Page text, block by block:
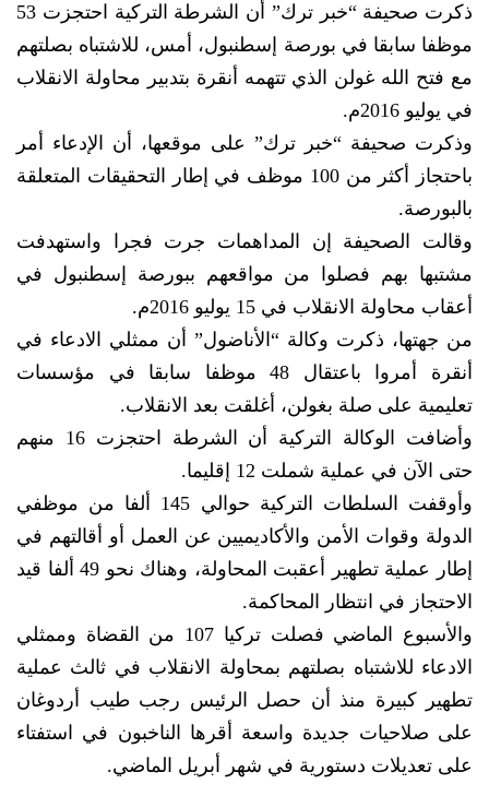
ذكرت صحيفة “خبر ترك” أن الشرطة التركية احتجزت 53
موظفا سابقا في بورصة إسطنبول، أمس، للاشتباه بصلتهم
مع فتح الله غولن الذي تتهمه أنقرة بتدبير محاولة الانقلاب
في يوليو 2016م.
وذكرت صحيفة “خبر ترك” على موقعها، أن الإدعاء أمر
باحتجاز أكثر من 100 موظف في إطار التحقيقات المتعلقة
بالبورصة.
وقالت الصحيفة إن المداهمات جرت فجرا واستهدفت
مشتبها بهم فصلوا من مواقعهم ببورصة إسطنبول في
أعقاب محاولة الانقلاب في 15 يوليو 2016م.
من جهتها، ذكرت وكالة “الأناضول” أن ممثلي الادعاء في
أنقرة أمروا باعتقال 48 موظفا سابقا في مؤسسات
تعليمية على صلة بغولن، أغلقت بعد الانقلاب.
وأضافت الوكالة التركية أن الشرطة احتجزت 16 منهم
حتى الآن في عملية شملت 12 إقليما.
وأوقفت السلطات التركية حوالي 145 ألفا من موظفي
الدولة وقوات الأمن والأكاديميين عن العمل أو أقالتهم في
إطار عملية تطهير أعقبت المحاولة، وهناك نحو 49 ألفا قيد
الاحتجاز في انتظار المحاكمة.
والأسبوع الماضي فصلت تركيا 107 من القضاة وممثلي
الادعاء للاشتباه بصلتهم بمحاولة الانقلاب في ثالث عملية
تطهير كبيرة منذ أن حصل الرئيس رجب طيب أردوغان
على صلاحيات جديدة واسعة أقرها الناخبون في استفتاء
على تعديلات دستورية في شهر أبريل الماضي.